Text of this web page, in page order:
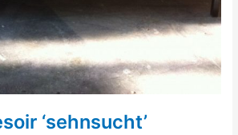
‘sehnsucht’